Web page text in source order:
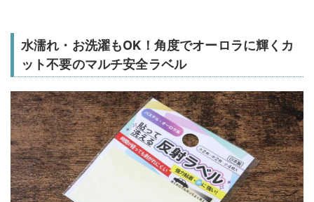
水濡れ・お洗濯もOK！角度でオーロラに輝くカ
ット不要のマルチ安全ラベル